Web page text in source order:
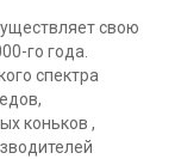
свою
го года.
спектра
коньков ,